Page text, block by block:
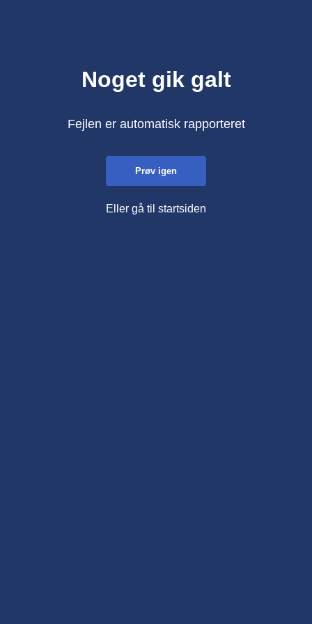
Noget gik galt
Fejlen er automatisk rapporteret
Prøv igen
Eller gå til startsiden